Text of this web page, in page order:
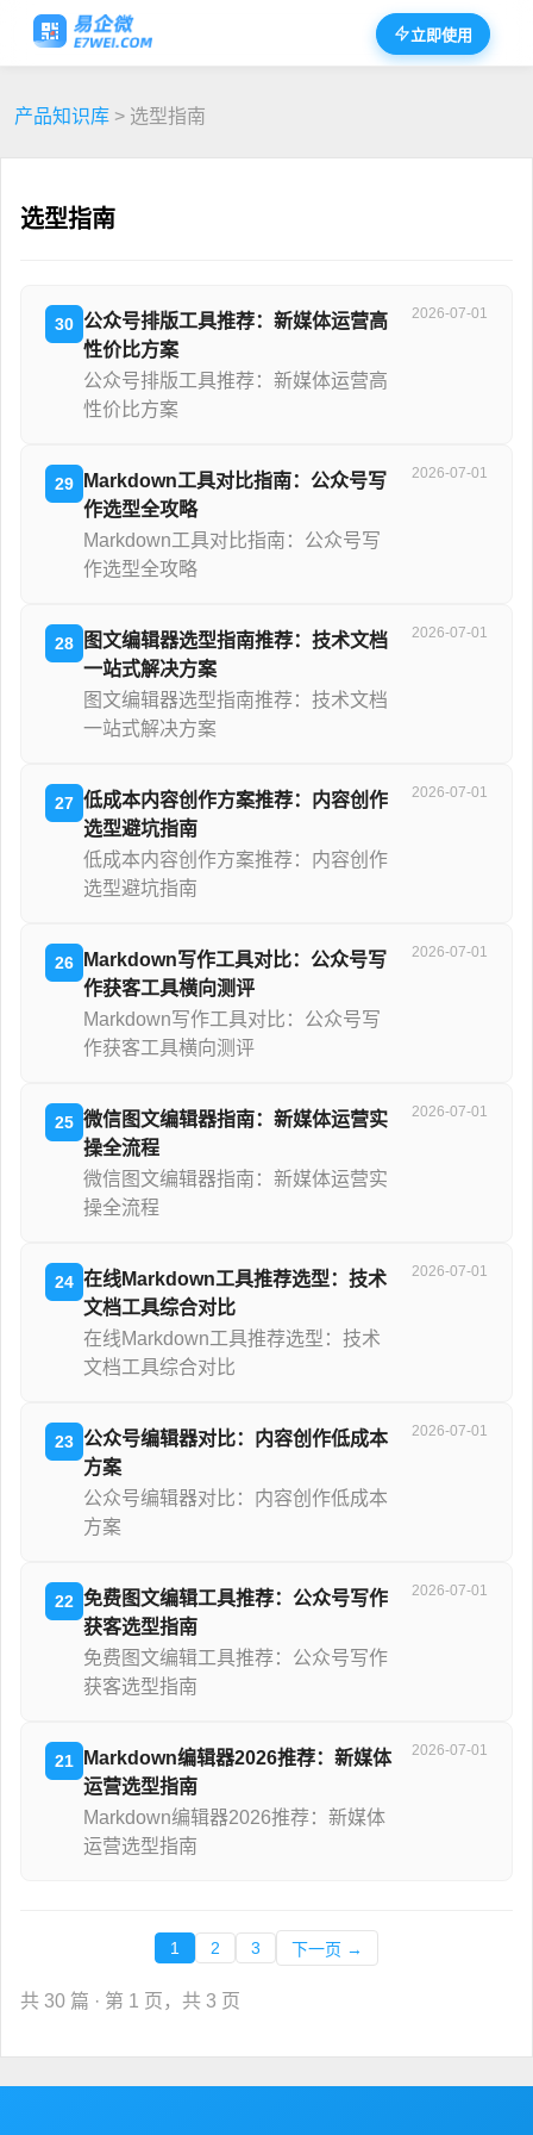
立即使用
产品知识库 > 选型指南
选型指南
30 公众号排版工具推荐：新媒体运营高
性价比方案
公众号排版工具推荐：新媒体运营高
性价比方案
2026-07-01
29
Markdown工具对比指南：公众号写
作选型全攻略
Markdown工具对比指南：公众号写
作选型全攻略
2026-07-01
28
图文编辑器选型指南推荐：技术文档
一站式解决方案
图文编辑器选型指南推荐：技术文档
一站式解决方案
2026-07-01
27 低成本内容创作方案推荐：内容创作
选型避坑指南
低成本内容创作方案推荐：内容创作
选型避坑指南
2026-07-01
26
Markdown写作工具对比：公众号写
作获客工具横向测评
Markdown写作工具对比：公众号写
作获客工具横向测评
2026-07-01
25 微信图文编辑器指南：新媒体运营实
操全流程
微信图文编辑器指南：新媒体运营实
操全流程
2026-07-01
24 在线Markdown工具推荐选型：技术
文档工具综合对比
在线Markdown工具推荐选型：技术
文档工具综合对比
2026-07-01
23 公众号编辑器对比：内容创作低成本
方案
公众号编辑器对比：内容创作低成本
方案
2026-07-01
22 免费图文编辑工具推荐：公众号写作
获客选型指南
免费图文编辑工具推荐：公众号写作
获客选型指南
2026-07-01
21
Markdown编辑器2026推荐：新媒体
运营选型指南
Markdown编辑器2026推荐：新媒体
运营选型指南
2026-07-01
1 2 3 下一页 →
共 30 篇 · 第 1 页，共 3 页